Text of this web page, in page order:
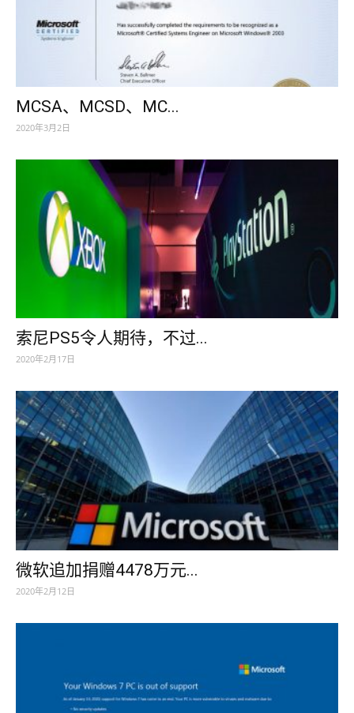
MCSA、MCSD、MC...
2020年3月2日
索尼PS5令人期待，不过...
2020年2月17日
微软追加捐赠4478万元...
2020年2月12日